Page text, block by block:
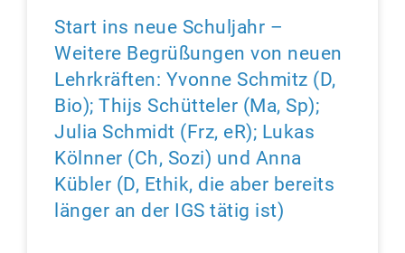
Start ins neue Schuljahr –
Weitere Begrüßungen von neuen
Lehrkräften: Yvonne Schmitz (D,
Bio); Thijs Schütteler (Ma, Sp);
Julia Schmidt (Frz, eR); Lukas
Kölnner (Ch, Sozi) und Anna
Kübler (D, Ethik, die aber bereits
länger an der IGS tätig ist)